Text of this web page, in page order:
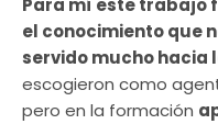
Para mí este trabajo
el conocimiento que
servido mucho hacia
escogieron como
pero en la formación